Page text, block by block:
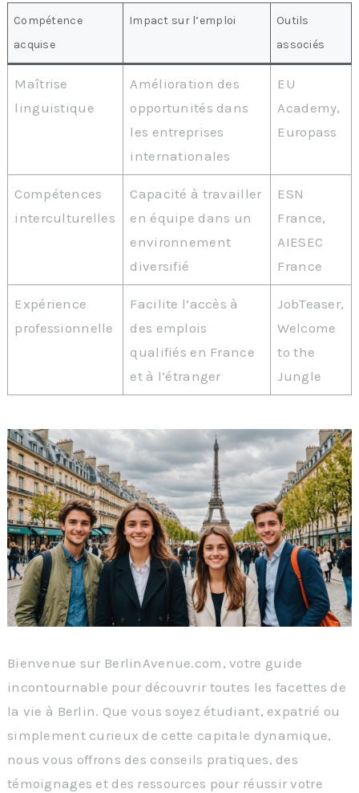
Compétence
acquise
Impact sur l’emploi
Outils
associés
Maîtrise
linguistique
Amélioration des
opportunités dans
les entreprises
internationales
EU
Academy,
Europass
Compétences
interculturelles
Capacité à travailler
en équipe dans un
environnement
diversifié
ESN
France,
AIESEC
France
Expérience
professionnelle
Facilite l’accès à
des emplois
qualifiés en France
et à l’étranger
JobTeaser,
Welcome
to the
Jungle
Bienvenue sur BerlinAvenue.com, votre guide
incontournable pour découvrir toutes les facettes de
la vie à Berlin. Que vous soyez étudiant, expatrié ou
simplement curieux de cette capitale dynamique,
nous vous offrons des conseils pratiques, des
témoignages et des ressources pour réussir votre